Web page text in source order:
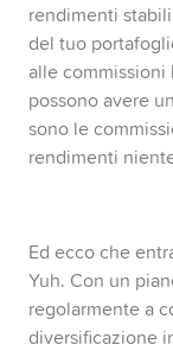
rendimenti
del tuo
alle
possono avere
sono le
rendimenti
Ed ecco che
Yuh. Con un
regolarmente a
diversificazione